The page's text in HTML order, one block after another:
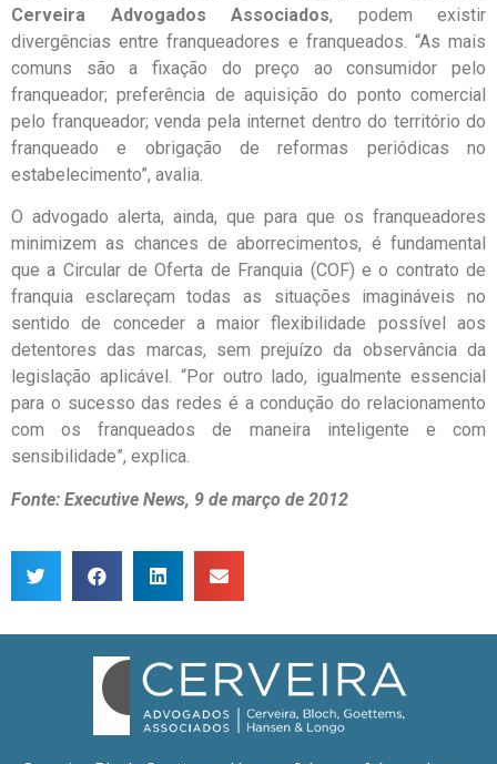
Cerveira Advogados Associados, podem existir
divergências entre franqueadores e franqueados. “As mais
comuns são a fixação do preço ao consumidor pelo
franqueador; preferência de aquisição do ponto comercial
pelo franqueador; venda pela internet dentro do território do
franqueado e obrigação de reformas periódicas no
estabelecimento”, avalia.
O advogado alerta, ainda, que para que os franqueadores
minimizem as chances de aborrecimentos, é fundamental
que a Circular de Oferta de Franquia (COF) e o contrato de
franquia esclareçam todas as situações imagináveis no
sentido de conceder a maior flexibilidade possível aos
detentores das marcas, sem prejuízo da observância da
legislação aplicável. “Por outro lado, igualmente essencial
para o sucesso das redes é a condução do relacionamento
com os franqueados de maneira inteligente e com
sensibilidade”, explica.
Fonte: Executive News, 9 de março de 2012